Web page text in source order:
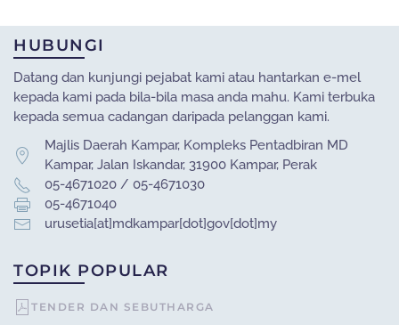
HUBUNGI
Datang dan kunjungi pejabat kami atau hantarkan e-mel
kepada kami pada bila-bila masa anda mahu. Kami terbuka
kepada semua cadangan daripada pelanggan kami.
Majlis Daerah Kampar, Kompleks Pentadbiran MD
Kampar, Jalan Iskandar, 31900 Kampar, Perak
05-4671020 / 05-4671030
05-4671040
urusetia[at]mdkampar[dot]gov[dot]my
TOPIK POPULAR
TENDER DAN SEBUTHARGA